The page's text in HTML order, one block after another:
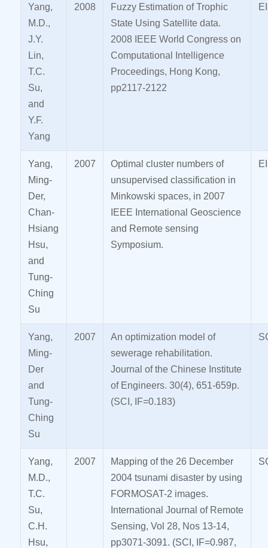
Yang,
M.D.,
J.Y.
Lin,
T.C.
Su,
and
Y.F.
Yang
2008
Fuzzy Estimation of Trophic
State Using Satellite data.
2008 IEEE World Congress on
Computational Intelligence
Proceedings, Hong Kong,
pp2117-2122
EI
Yang,
Ming-
Der,
Chan-
Hsiang
Hsu,
and
Tung-
Ching
Su
2007
Optimal cluster numbers of
unsupervised classification in
Minkowski spaces, in 2007
IEEE International Geoscience
and Remote sensing
Symposium.
EI
Yang,
Ming-
Der
and
Tung-
Ching
Su
2007
An optimization model of
sewerage rehabilitation.
Journal of the Chinese Institute
of Engineers. 30(4), 651-659p.
(SCI, IF=0.183)
Yang,
M.D.,
T.C.
Su,
C.H.
Hsu,
2007
Mapping of the 26 December
2004 tsunami disaster by using
FORMOSAT-2 images.
International Journal of Remote
Sensing, Vol 28, Nos 13-14,
pp3071-3091. (SCI, IF=0.987,